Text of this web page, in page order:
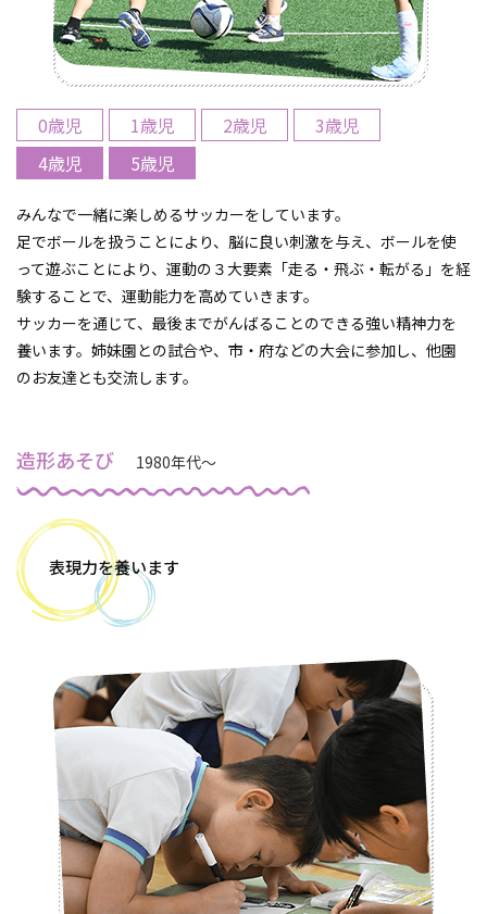
0歳児 1歳児 2歳児
3歳児
4歳児
5歳児
みんなで一緒に楽しめるサッカーをしています。
足でボールを扱うことにより、脳に良い刺激を与え、ボールを使
って遊ぶことにより、運動の３大要素「走る・飛ぶ・転がる」を経
験することで、運動能力を高めていきます。
サッカーを通じて、最後までがんばることのできる強い精神力を
養います。姉妹園との試合や、市・府などの大会に参加し、他園
のお友達とも交流します。
造形あそび 1980年代～
表現力を養います